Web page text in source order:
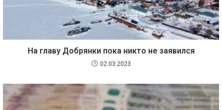
На главу Добрянки пока никто не заявился
02.03.2023